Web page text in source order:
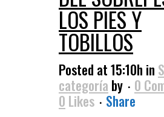
LOS PIES Y
TOBILLOS
Posted at 15:10h in
categoría by
0
0 Likes
Share